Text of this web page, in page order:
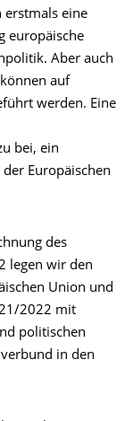
erstmals eine
europäische
Aber auch
auf
werden. Eine
bei, ein
Europäischen
des
legen wir den
Union und
2022 mit
politischen
in den